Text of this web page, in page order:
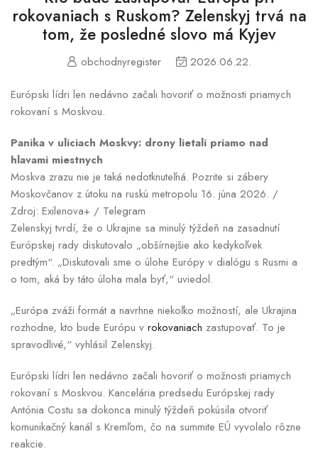
rokovaniach s Ruskom? Zelenskyj trvá na
tom, že posledné slovo má Kyjev
obchodnyregister 2026.06.22.
Európski lídri len nedávno začali hovoriť o možnosti priamych
rokovaní s Moskvou.
Panika v uliciach Moskvy: drony lietali priamo nad
hlavami miestnych
Moskva zrazu nie je taká nedotknuteľná. Pozrite si zábery
Moskovčanov z útoku na ruskú metropolu 16. júna 2026. /
Zdroj: Exilenova+ / Telegram
Zelenskyj tvrdí, že o Ukrajine sa minulý týždeň na zasadnutí
Európskej rady diskutovalo „obšírnejšie ako kedykoľvek
predtým“. „Diskutovali sme o úlohe Európy v dialógu s Rusmi a
o tom, aká by táto úloha mala byť,“ uviedol.
„Európa zváži formát a navrhne niekoľko možností, ale Ukrajina
rozhodne, kto bude Európu v rokovaniach zastupovať. To je
spravodlivé,“ vyhlásil Zelenskyj.
Európski lídri len nedávno začali hovoriť o možnosti priamych
rokovaní s Moskvou. Kancelária predsedu Európskej rady
Antónia Costu sa dokonca minulý týždeň pokúsila otvoriť
komunikačný kanál s Kremľom, čo na summite EÚ vyvolalo rôzne
reakcie.